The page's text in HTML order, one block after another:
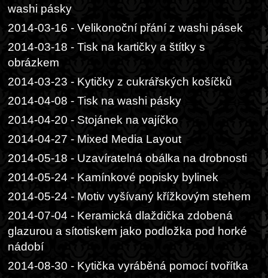
washi pásky
2014-03-16 - Velikonoční přání z washi pásek
2014-03-18 - Tisk na kartičky a štítky s
obrázkem
2014-03-23 - Kytičky z cukrářských košíčků
2014-04-08 - Tisk na washi pásky
2014-04-20 - Stojánek na vajíčko
2014-04-27 - Mixed Media Layout
2014-05-18 - Uzavíratelná obálka na drobnosti
2014-05-24 - Kamínkové popisky bylinek
2014-05-24 - Motiv vyšívaný křížkovým stehem
2014-07-04 - Keramická dlaždička zdobená
glazurou a sítotiskem jako podložka pod horké
nádobí
2014-08-30 - Kytička vyráběná pomocí tvořítka